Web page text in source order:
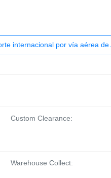
internacional por vía aérea de
Custom Clearance:
Warehouse Collect: